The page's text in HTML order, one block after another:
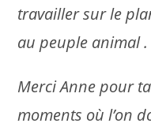
travailler sur le
au peuple animal .
Merci Anne pour
moments où l’on